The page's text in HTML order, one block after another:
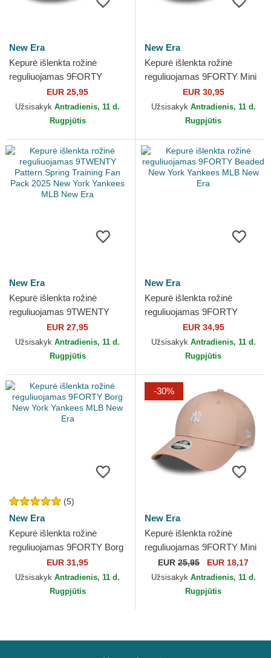
New Era
Kepurė išlenkta rožinė
reguliuojamas 9FORTY
League Essential New York
Yankees MLB New Era
EUR 25,95
Užsisakyk Antradienis, 11 d.
Rugpjūtis
New Era
Kepurė išlenkta rožinė
reguliuojamas 9FORTY Mini
Cord Los Angeles Dodgers
MLB New Era
EUR 30,95
Užsisakyk Antradienis, 11 d.
Rugpjūtis
New Era
Kepurė išlenkta rožinė
reguliuojamas 9TWENTY
Pattern Spring Training Fan
Pack 2025 New York...
EUR 27,95
Užsisakyk Antradienis, 11 d.
Rugpjūtis
New Era
Kepurė išlenkta rožinė
reguliuojamas 9FORTY
Beaded New York Yankees
MLB New Era
EUR 34,95
Užsisakyk Antradienis, 11 d.
Rugpjūtis
(5)
New Era
Kepurė išlenkta rožinė
reguliuojamas 9FORTY Borg
New York Yankees MLB
New Era
EUR 31,95
Užsisakyk Antradienis, 11 d.
Rugpjūtis
-30%
New Era
Kepurė išlenkta rožinė
reguliuojamas 9FORTY Mini
New York Yankees MLB New
Era
EUR 25,95 EUR 18,17
Užsisakyk Antradienis, 11 d.
Rugpjūtis